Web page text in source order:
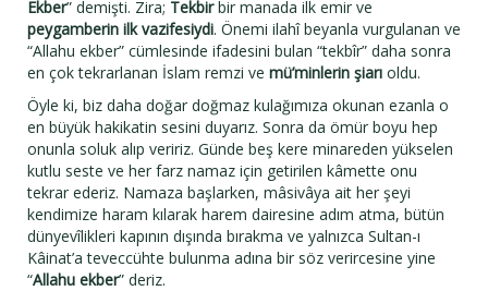
Ekber” demişti. Zira; Tekbirbir manada ilk emir ve
peygamberin ilk vazifesiydi. Önemi ilahî beyanla vurgulanan ve
“Allahu ekber” cümlesinde ifadesini bulan “tekbîr” daha sonra
en çok tekrarlanan İslam remzi ve mü’minlerin şiarı oldu.
Öyle ki, biz daha doğar doğmaz kulağımıza okunan ezanla o
en büyük hakikatin sesini duyarız. Sonra da ömür boyu hep
onunla soluk alıp veririz. Günde beş kere minareden yükselen
kutlu seste ve her farz namaz için getirilen kâmette onu
tekrar ederiz. Namaza başlarken, mâsivâya ait her şeyi
kendimize haram kılarak harem dairesine adım atma, bütün
dünyevîlikleri kapının dışında bırakma ve yalnızca Sultan-ı
Kâinat’a teveccühte bulunma adına bir söz verircesine yine
“Allahu ekber” deriz.